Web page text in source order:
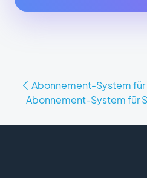
Abonnement-System
Abonnement-System für